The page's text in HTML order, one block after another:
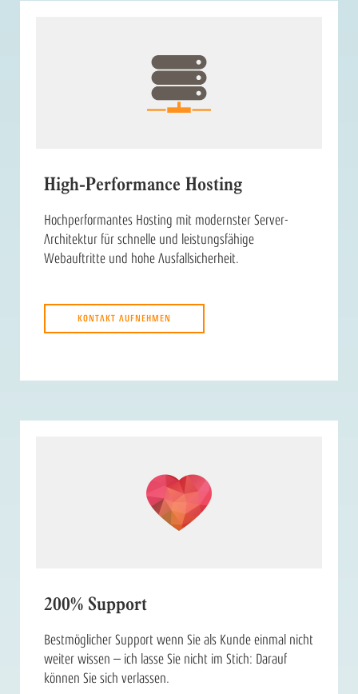
High-Performance Hosting
Hochperformantes Hosting mit modernster Server-
Architektur für schnelle und leistungsfähige
Webauftritte und hohe Ausfallsicherheit.
KONTAKT AUFNEHMEN
200% Support
Bestmöglicher Support wenn Sie als Kunde einmal nicht
weiter wissen – ich lasse Sie nicht im Stich: Darauf
können Sie sich verlassen.